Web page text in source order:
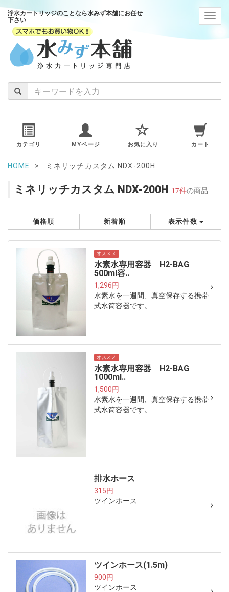
浄水カートリッジのことなら水みず本舗にお任せ
下さい
カテゴリ MYページ お気に入り カート
HOME ミネリッチカスタム NDX-200H
ミネリッチカスタム NDX-200H 17件の商品
価格順 新着順 表示件数
オススメ
水素水専用容器 H2-BAG
500ml容..
1,296円
水素水を一週間、真空保存する携帯
式水筒容器です。
オススメ
水素水専用容器 H2-BAG
1000ml..
1,500円
水素水を一週間、真空保存する携帯
式水筒容器です。
排水ホース
315円
ツインホース
ツインホース(1.5m)
900円
ツインホース